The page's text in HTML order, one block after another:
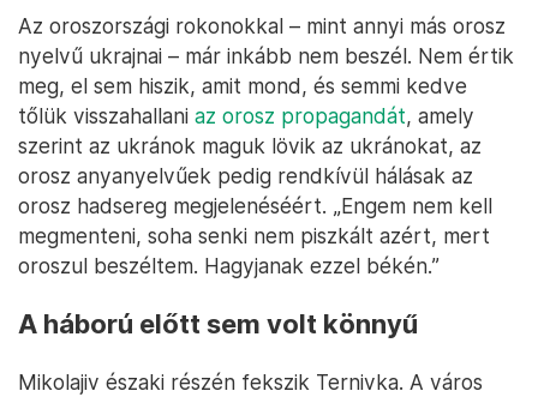
Az oroszországi rokonokkal – mint annyi más orosz
nyelvű ukrajnai – már inkább nem beszél. Nem értik
meg, el sem hiszik, amit mond, és semmi kedve
tőlük visszahallani az orosz propagandát, amely
szerint az ukránok maguk lövik az ukránokat, az
orosz anyanyelvűek pedig rendkívül hálásak az
orosz hadsereg megjelenéséért. „Engem nem kell
megmenteni, soha senki nem piszkált azért, mert
oroszul beszéltem. Hagyjanak ezzel békén.”
A háború előtt sem volt könnyű
Mikolajiv északi részén fekszik Ternivka. A város